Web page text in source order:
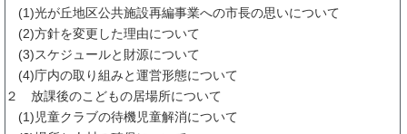
(1)光が丘地区公共施設再編事業への市長の思いについて
(2)方針を変更した理由について
(3)スケジュールと財源について
(4)庁内の取り組みと運営形態について
２ 放課後のこどもの居場所について
(1)児童クラブの待機児童解消について